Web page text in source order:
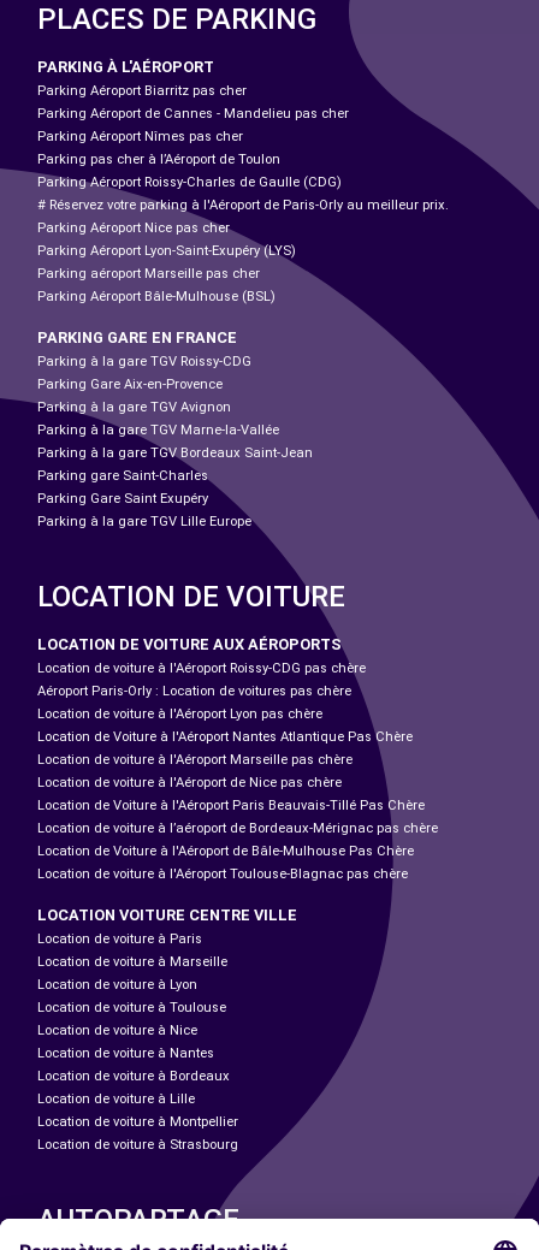
PLACES DE PARKING
PARKING À L'AÉROPORT
Parking Aéroport Biarritz pas cher
Parking Aéroport de Cannes - Mandelieu pas cher
Parking Aéroport Nîmes pas cher
Parking pas cher à l’Aéroport de Toulon
Parking Aéroport Roissy-Charles de Gaulle (CDG)
# Réservez votre parking à l'Aéroport de Paris-Orly au meilleur prix.
Parking Aéroport Nice pas cher
Parking Aéroport Lyon-Saint-Exupéry (LYS)
Parking aéroport Marseille pas cher
Parking Aéroport Bâle-Mulhouse (BSL)
PARKING GARE EN FRANCE
Parking à la gare TGV Roissy-CDG
Parking Gare Aix-en-Provence
Parking à la gare TGV Avignon
Parking à la gare TGV Marne-la-Vallée
Parking à la gare TGV Bordeaux Saint-Jean
Parking gare Saint-Charles
Parking Gare Saint Exupéry
Parking à la gare TGV Lille Europe
LOCATION DE VOITURE
LOCATION DE VOITURE AUX AÉROPORTS
Location de voiture à l'Aéroport Roissy-CDG pas chère
Aéroport Paris-Orly : Location de voitures pas chère
Location de voiture à l'Aéroport Lyon pas chère
Location de Voiture à l'Aéroport Nantes Atlantique Pas Chère
Location de voiture à l'Aéroport Marseille pas chère
Location de voiture à l'Aéroport de Nice pas chère
Location de Voiture à l'Aéroport Paris Beauvais-Tillé Pas Chère
Location de voiture à l’aéroport de Bordeaux-Mérignac pas chère
Location de Voiture à l'Aéroport de Bâle-Mulhouse Pas Chère
Location de voiture à l'Aéroport Toulouse-Blagnac pas chère
LOCATION VOITURE CENTRE VILLE
Location de voiture à Paris
Location de voiture à Marseille
Location de voiture à Lyon
Location de voiture à Toulouse
Location de voiture à Nice
Location de voiture à Nantes
Location de voiture à Bordeaux
Location de voiture à Lille
Location de voiture à Montpellier
Location de voiture à Strasbourg
AUTOPARTAGE